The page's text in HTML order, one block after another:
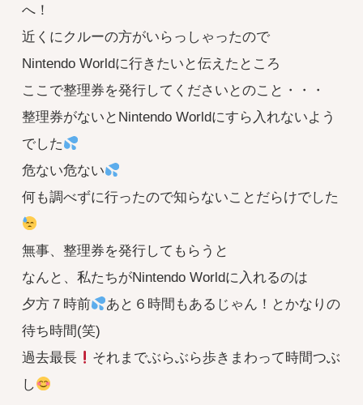
へ！
近くにクルーの方がいらっしゃったので
Nintendo Worldに行きたいと伝えたところ
ここで整理券を発行してくださいとのこと・・・
整理券がないとNintendo Worldにすら入れないよう
でした
危ない危ない
何も調べずに行ったので知らないことだらけでした
無事、整理券を発行してもらうと
なんと、私たちがNintendo Worldに入れるのは
夕方７時前
あと６時間もあるじゃん！とかなりの
待ち時間(笑)
過去最長
それまでぶらぶら歩きまわって時間つぶ
し